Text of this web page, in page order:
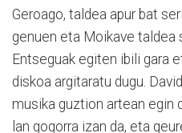
Geroago, taldea apur bat
genuen eta Moikave taldea
Entseguak egiten ibili gara
diskoa argitaratu dugu.
musika guztion artean egin
lan gogorra izan da, eta